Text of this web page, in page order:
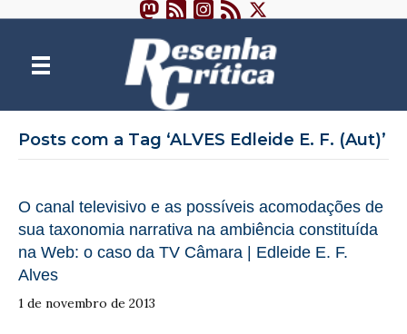
Posts com a Tag ‘ALVES Edleide E. F. (Aut)’
O canal televisivo e as possíveis acomodações de
sua taxonomia narrativa na ambiência constituída
na Web: o caso da TV Câmara | Edleide E. F.
Alves
1 de novembro de 2013